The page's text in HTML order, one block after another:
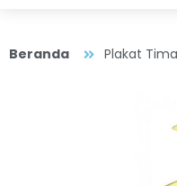
Beranda Plakat